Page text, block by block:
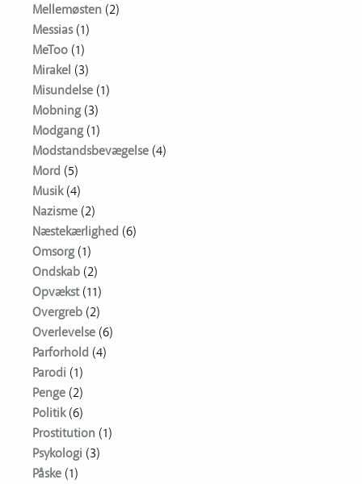
Mellemøsten (2)
Messias(1)
MeToo (1)
Mirakel (3)
Misundelse (1)
Mobning (3)
Modgang (1)
Modstandsbevægelse (4)
Mord (5)
Musik(4)
Nazisme (2)
Næstekærlighed (6)
Omsorg (1)
Ondskab (2)
Opvækst(11)
Overgreb (2)
Overlevelse (6)
Parforhold (4)
Parodi (1)
Penge (2)
Politik(6)
Prostitution (1)
Psykologi (3)
Påske (1)